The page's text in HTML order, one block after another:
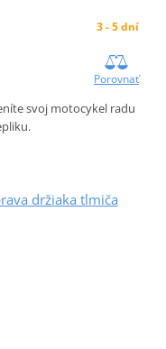
3 - 5 dní
Porovnať
svoj motocykel radu
držiaka tlmiča